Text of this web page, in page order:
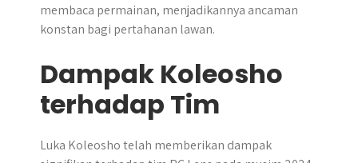
membaca permainan, menjadikannya ancaman
konstan bagi pertahanan lawan.
Dampak Koleosho
terhadap Tim
Luka Koleosho telah memberikan dampak